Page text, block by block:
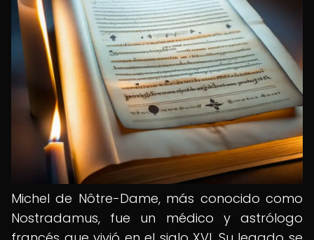
Michel de Nôtre-Dame, más conocido como
Nostradamus, fue un médico y astrólogo